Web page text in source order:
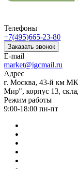
Телефоны
+7(495)665-23-80
Заказать звонок
E-mail
market@igcmail.ru
Адрес
г. Москва, 43-й км
Мир", корпус 13,
Режим работы
9:00-18:00 пн-пт